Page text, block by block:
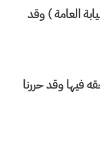
العامة ) وقد
فيها وقد حررنا